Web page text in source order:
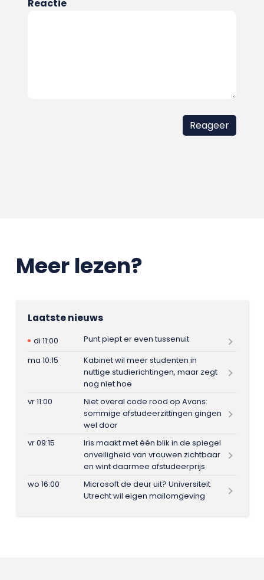
Reactie
Meer lezen?
Laatste nieuws
di 11:00
Punt piept er even tussenuit
ma 10:15
Kabinet wil meer studenten in
nuttige studierichtingen, maar zegt
nog niet hoe
vr 11:00
Niet overal code rood op Avans:
sommige afstudeerzittingen gingen
wel door
vr 09:15
Iris maakt met één blik in de spiegel
onveiligheid van vrouwen zichtbaar
en wint daarmee afstudeerprijs
wo 16:00
Microsoft de deur uit? Universiteit
Utrecht wil eigen mailomgeving